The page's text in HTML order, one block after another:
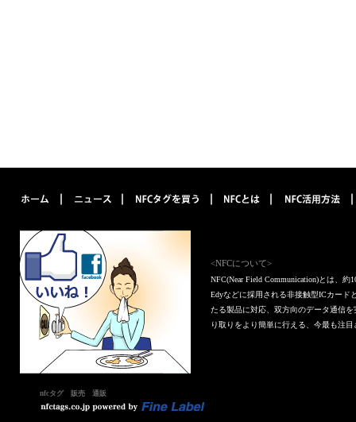
<NFCについて>
NFC(Near Field Communication)とは、
Edyなどに採用される非接触型ICカード
たる製品に対応、双方向のデータ通信
り取りをより簡単に行える、今最も注
nfcタグ 販売 通販